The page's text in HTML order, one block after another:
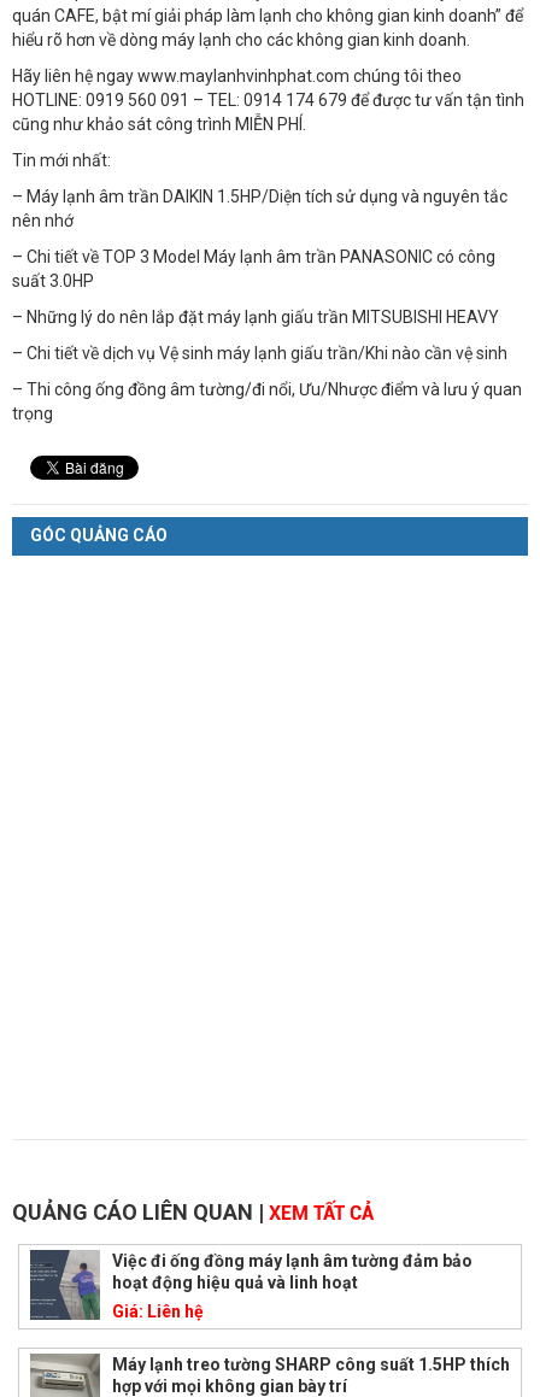
quán CAFE, bật mí giải pháp làm lạnh cho không gian kinh doanh” để
hiểu rõ hơn về dòng máy lạnh cho các không gian kinh doanh.
Hãy liên hệ ngay www.maylanhvinhphat.com chúng tôi theo
HOTLINE: 0919 560 091 – TEL: 0914 174 679 để được tư vấn tận tình
cũng như khảo sát công trình MIỄN PHÍ.
Tin mới nhất:
– Máy lạnh âm trần DAIKIN 1.5HP/Diện tích sử dụng và nguyên tắc
nên nhớ
– Chi tiết về TOP 3 Model Máy lạnh âm trần PANASONIC có công
suất 3.0HP
– Những lý do nên lắp đặt máy lạnh giấu trần MITSUBISHI HEAVY
– Chi tiết về dịch vụ Vệ sinh máy lạnh giấu trần/Khi nào cần vệ sinh
– Thi công ống đồng âm tường/đi nổi, Ưu/Nhược điểm và lưu ý quan
trọng
GÓC QUẢNG CÁO
QUẢNG CÁO LIÊN QUAN | XEM TẤT CẢ
Việc đi ống đồng máy lạnh âm tường đảm bảo
hoạt động hiệu quả và linh hoạt
Giá: Liên hệ
Máy lạnh treo tường SHARP công suất 1.5HP thích
hợp với mọi không gian bày trí